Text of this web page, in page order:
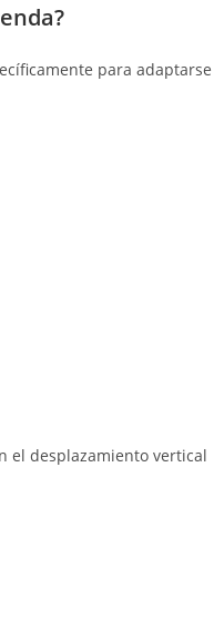
para adaptarse
el desplazamiento vertical